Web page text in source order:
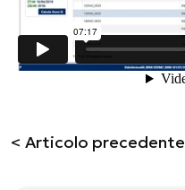
< Articolo precedente